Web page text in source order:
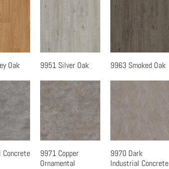
覽
Oak 快速瀏覽
9951 Silver Oak 快速瀏覽
9963 Smoked Oak
覽
Concrete 快速瀏覽
9971 Copper
Ornamental
快速瀏覽
9970 Dark
Industrial Concrete